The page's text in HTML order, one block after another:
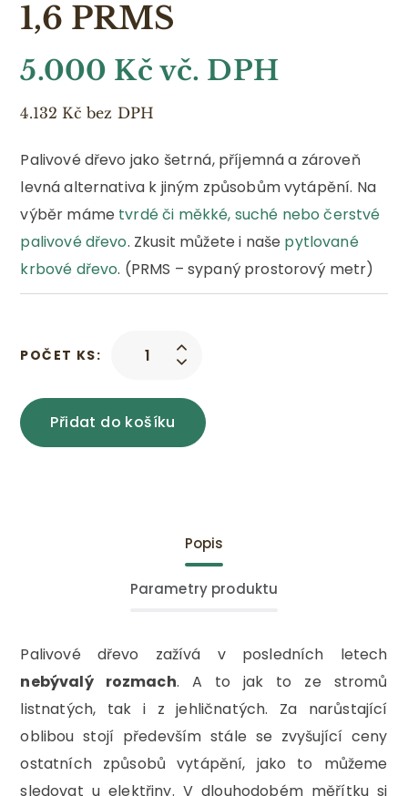
1,6 PRMS
5.000 Kč vč. DPH
4.132 Kč bez DPH
Palivové dřevo jako šetrná, příjemná a zároveň
levná alternativa k jiným způsobům vytápění. Na
výběr máme tvrdé či měkké, suché nebo čerstvé
palivové dřevo. Zkusit můžete i naše pytlované
krbové dřevo. (PRMS – sypaný prostorový metr)
POČET KS:
Přidat do košíku
Popis
Parametry produktu
Palivové dřevo zažívá v posledních letech
nebývalý rozmach. A to jak to ze stromů
listnatých, tak i z jehličnatých. Za narůstající
oblibou stojí především stále se zvyšující ceny
ostatních způsobů vytápění, jako to můžeme
sledovat u elektřiny. V dlouhodobém měřítku si